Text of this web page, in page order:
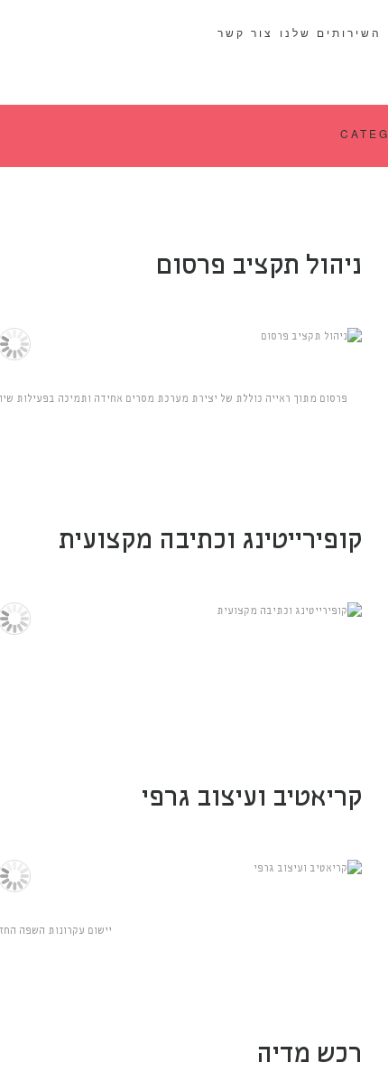
השירותים שלנו צור קשר
ניהול תקציב פרסום
פרסום מתוך ראייה כוללת של יצירת מערכת מסרים אחידה ותמיכה בפעילות
קופירייטינג וכתיבה מקצועית
קריאטיב ועיצוב גרפי
יישום עקרונות השפה
רכש מדיה